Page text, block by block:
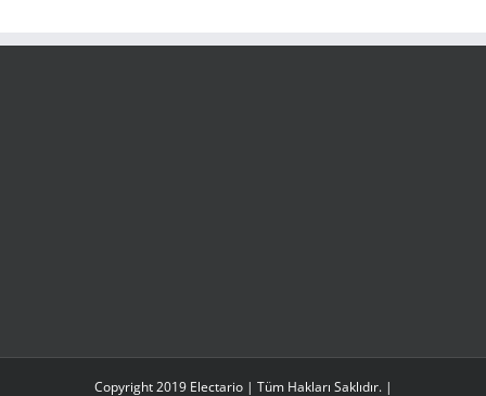
Copyright 2019 Electario | Tüm Hakları Saklıdır. |